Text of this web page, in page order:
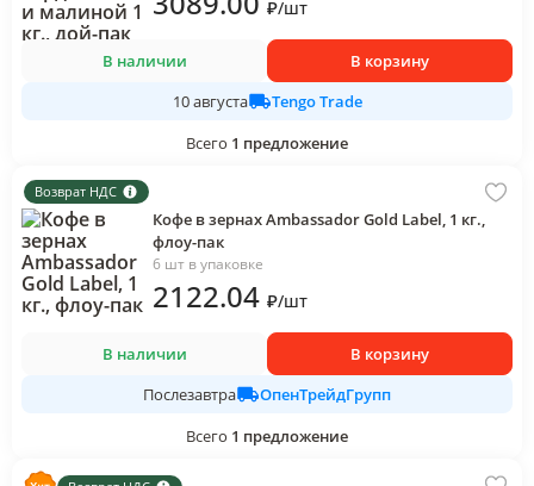
₽/шт
В наличии
В корзину
10 августа
Tengo Trade
Всего 1 предложение
Возврат НДС
Кофе в зернах Ambassador Gold Label, 1 кг.,
флоу-пак
6 шт в упаковке
2122.04 ₽/шт
В наличии
В корзину
Послезавтра
ОпенТрейдГрупп
Всего 1 предложение